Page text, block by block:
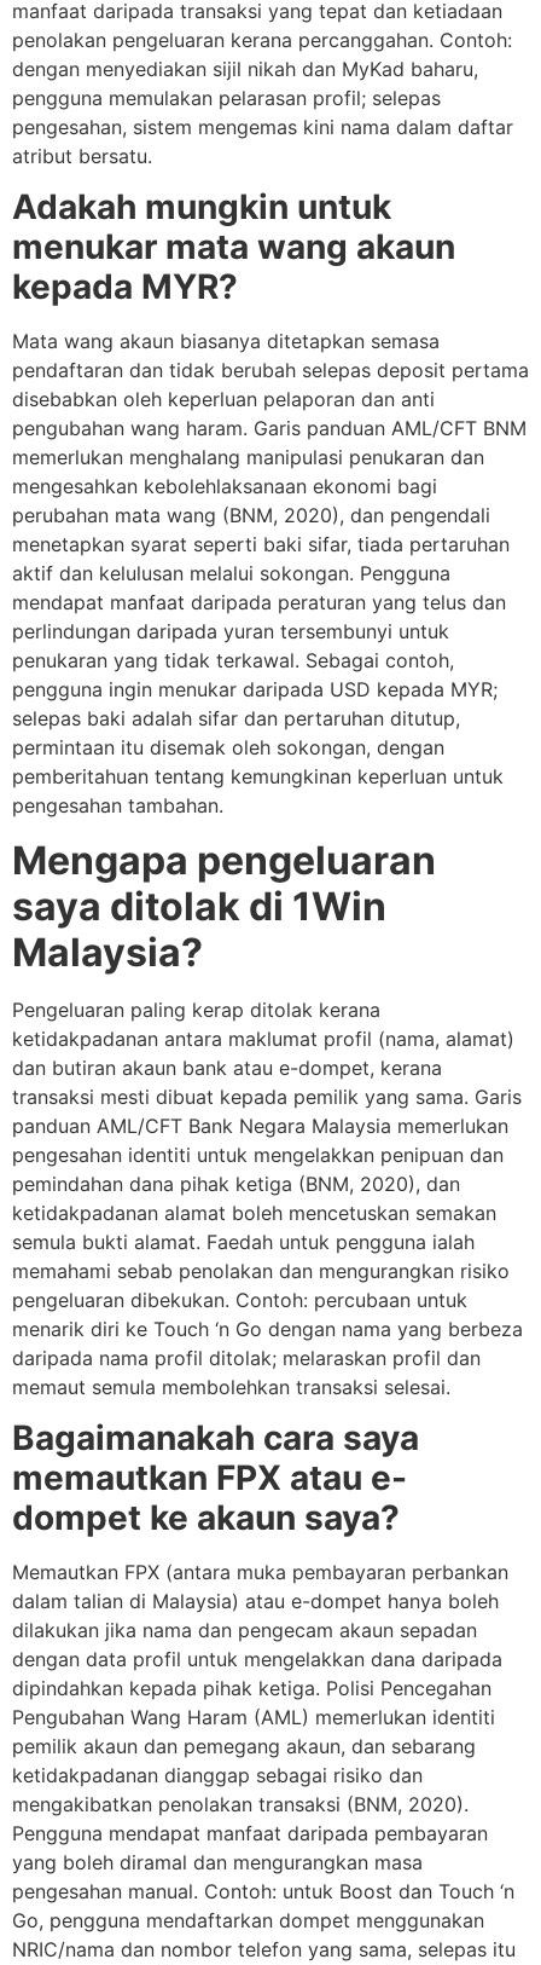
manfaat daripada transaksi yang tepat dan ketiadaan
penolakan pengeluaran kerana percanggahan. Contoh:
dengan menyediakan sijil nikah dan MyKad baharu,
pengguna memulakan pelarasan profil; selepas
pengesahan, sistem mengemas kini nama dalam daftar
atribut bersatu.
Adakah mungkin untuk
menukar mata wang akaun
kepada MYR?
Mata wang akaun biasanya ditetapkan semasa
pendaftaran dan tidak berubah selepas deposit pertama
disebabkan oleh keperluan pelaporan dan anti
pengubahan wang haram. Garis panduan AML/CFT BNM
memerlukan menghalang manipulasi penukaran dan
mengesahkan kebolehlaksanaan ekonomi bagi
perubahan mata wang (BNM, 2020), dan pengendali
menetapkan syarat seperti baki sifar, tiada pertaruhan
aktif dan kelulusan melalui sokongan. Pengguna
mendapat manfaat daripada peraturan yang telus dan
perlindungan daripada yuran tersembunyi untuk
penukaran yang tidak terkawal. Sebagai contoh,
pengguna ingin menukar daripada USD kepada MYR;
selepas baki adalah sifar dan pertaruhan ditutup,
permintaan itu disemak oleh sokongan, dengan
pemberitahuan tentang kemungkinan keperluan untuk
pengesahan tambahan.
Mengapa pengeluaran
saya ditolak di 1Win
Malaysia?
Pengeluaran paling kerap ditolak kerana
ketidakpadanan antara maklumat profil (nama, alamat)
dan butiran akaun bank atau e-dompet, kerana
transaksi mesti dibuat kepada pemilik yang sama. Garis
panduan AML/CFT Bank Negara Malaysia memerlukan
pengesahan identiti untuk mengelakkan penipuan dan
pemindahan dana pihak ketiga (BNM, 2020), dan
ketidakpadanan alamat boleh mencetuskan semakan
semula bukti alamat. Faedah untuk pengguna ialah
memahami sebab penolakan dan mengurangkan risiko
pengeluaran dibekukan. Contoh: percubaan untuk
menarik diri ke Touch ‘n Go dengan nama yang berbeza
daripada nama profil ditolak; melaraskan profil dan
memaut semula membolehkan transaksi selesai.
Bagaimanakah cara saya
memautkan FPX atau e-
dompet ke akaun saya?
Memautkan FPX (antara muka pembayaran perbankan
dalam talian di Malaysia) atau e-dompet hanya boleh
dilakukan jika nama dan pengecam akaun sepadan
dengan data profil untuk mengelakkan dana daripada
dipindahkan kepada pihak ketiga. Polisi Pencegahan
Pengubahan Wang Haram (AML) memerlukan identiti
pemilik akaun dan pemegang akaun, dan sebarang
ketidakpadanan dianggap sebagai risiko dan
mengakibatkan penolakan transaksi (BNM, 2020).
Pengguna mendapat manfaat daripada pembayaran
yang boleh diramal dan mengurangkan masa
pengesahan manual. Contoh: untuk Boost dan Touch ‘n
Go, pengguna mendaftarkan dompet menggunakan
NRIC/nama dan nombor telefon yang sama, selepas itu